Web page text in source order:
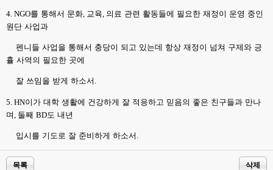
4. NGO를 통해서 문화 교육 의료 관련 활동들에 필요한 재정이 운영 중인
원단 사업과
펜니들 사업을 통해서 충당이 되고 있는데 항상 재정이 넘쳐 구제와 긍
휼 사역의 필요한 곳에
잘 쓰임을 받게 하소서 .
5. HN이가 대학 생활에 건강하게 잘 적응하고 믿음의 좋은 친구들과 만나
며 둘째 BD도 내년
입시를 기도로 잘 준비하게 하소서
목록 삭제